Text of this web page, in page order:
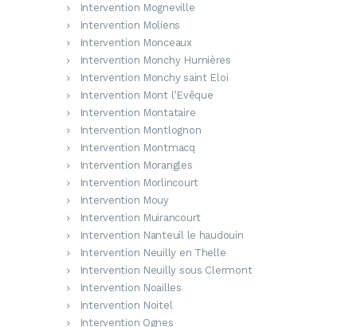
Intervention Mogneville
Intervention Moliens
Intervention Monceaux
Intervention Monchy Humières
Intervention Monchy saint Eloi
Intervention Mont l’Evêque
Intervention Montataire
Intervention Montlognon
Intervention Montmacq
Intervention Morangles
Intervention Morlincourt
Intervention Mouy
Intervention Muirancourt
Intervention Nanteuil le haudouin
Intervention Neuilly en Thelle
Intervention Neuilly sous Clermont
Intervention Noailles
Intervention Noitel
Intervention Ognes